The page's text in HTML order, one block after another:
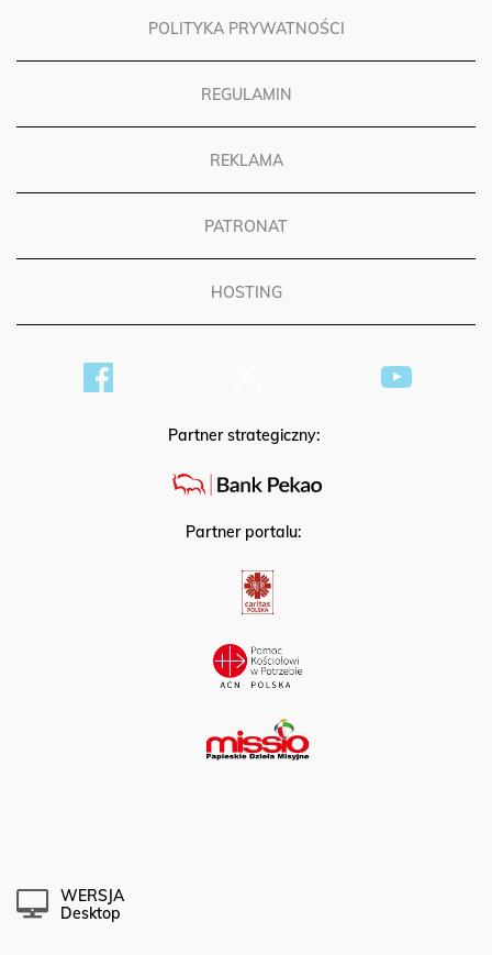
POLITYKA PRYWATNOŚCI
REGULAMIN
REKLAMA
PATRONAT
HOSTING
Partner strategiczny:
Partner portalu:
WERSJA
Desktop